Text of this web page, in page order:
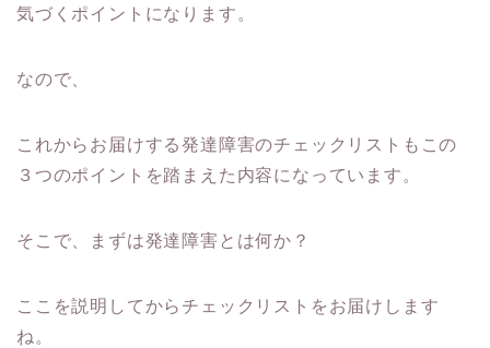
気づくポイントになります。
なので、
これからお届けする発達障害のチェックリストもこの
３つのポイントを踏まえた内容になっています。
そこで、まずは発達障害とは何か？
ここを説明してからチェックリストをお届けします
ね。